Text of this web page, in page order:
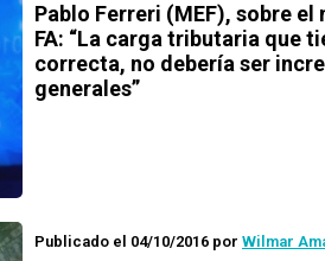
Pablo Ferreri (MEF), sobre el
FA: “La carga tributaria que
correcta, no debería ser
generales”
Publicado el 04/10/2016 por Wilmar